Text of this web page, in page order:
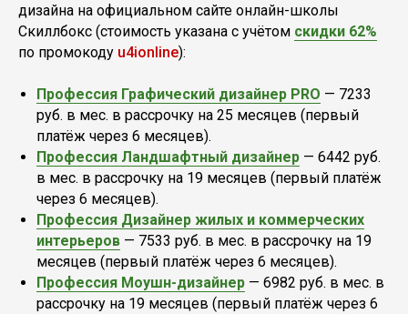
дизайна на официальном сайте онлайн-школы
Скиллбокс (стоимость указана с учётом скидки 62%
по промокоду u4ionline):
Профессия Графический дизайнер PRO — 7233
руб. в мес. в рассрочку на 25 месяцев (первый
платёж через 6 месяцев).
Профессия Ландшафтный дизайнер — 6442 руб.
в мес. в рассрочку на 19 месяцев (первый платёж
через 6 месяцев).
Профессия Дизайнер жилых и коммерческих
интерьеров — 7533 руб. в мес. в рассрочку на 19
месяцев (первый платёж через 6 месяцев).
Профессия Моушн-дизайнер — 6982 руб. в мес. в
рассрочку на 19 месяцев (первый платёж через 6